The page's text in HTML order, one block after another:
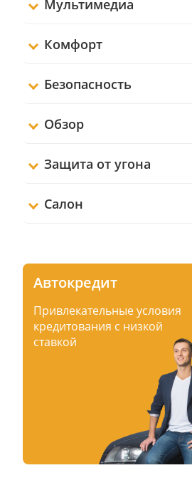
Мультимедиа
Комфорт
Безопасность
Обзор
Защита от угона
Салон
Автокредит
Привлекательные условия
кредитования с низкой
ставкой